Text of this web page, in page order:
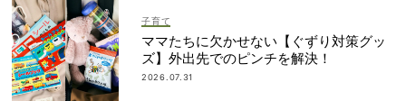
子育て
ママたちに欠かせない【ぐずり対策グッ
ズ】外出先でのピンチを解決！
2026.07.31